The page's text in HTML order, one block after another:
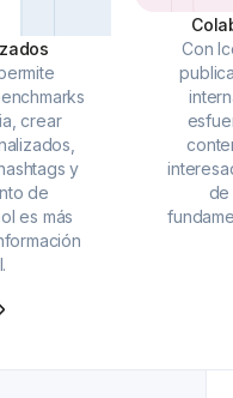
crear
y
de
es más
Con
de